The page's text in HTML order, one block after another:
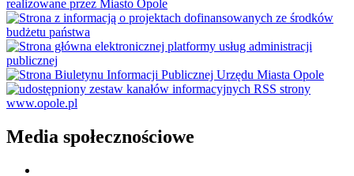
Media społecznościowe